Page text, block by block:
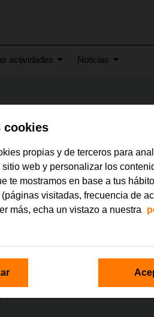
actividades Noticias
junio 2026
en Madrid la tercera edición
cookies
propias y de terceros para
sitio web y personalizar los
te mostramos en base a tus
visitadas, frecuencia de
más, echa un vistazo a nuestra